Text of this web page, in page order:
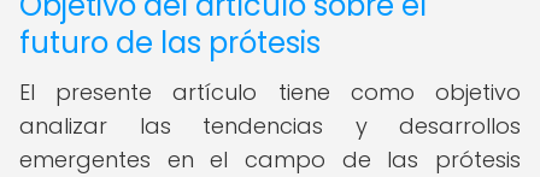
futuro de las prótesis
El presente artículo tiene como objetivo
analizar las tendencias y desarrollos
emergentes en el campo de las prótesis